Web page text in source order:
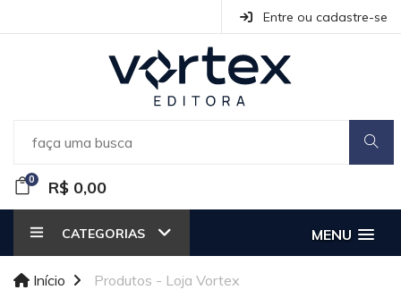
Entre ou cadastre-se
0 R$ 0,00
CATEGORIAS MENU
Início Produtos - Loja Vortex